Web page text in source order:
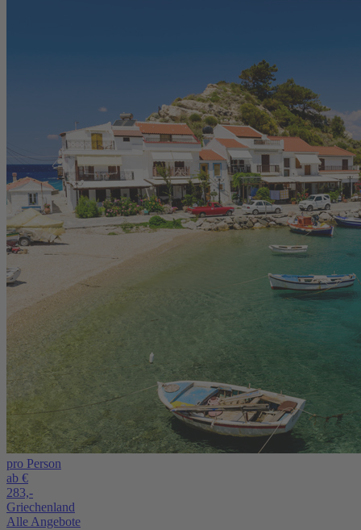
pro Person
ab €
283,-
Griechenland
Alle Angebote